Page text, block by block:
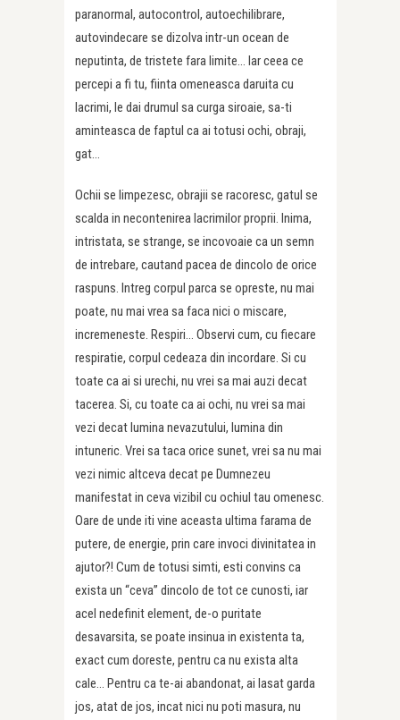
paranormal, autocontrol, autoechilibrare,
autovindecare se dizolva intr-un ocean de
neputinta, de tristete fara limite… Iar ceea ce
percepi a fi tu, fiinta omeneasca daruita cu
lacrimi, le dai drumul sa curga siroaie, sa-ti
aminteasca de faptul ca ai totusi ochi, obraji,
gat…
Ochii se limpezesc, obrajii se racoresc, gatul se
scalda in necontenirea lacrimilor proprii. Inima,
intristata, se strange, se incovoaie ca un semn
de intrebare, cautand pacea de dincolo de orice
raspuns. Intreg corpul parca se opreste, nu mai
poate, nu mai vrea sa faca nici o miscare,
incremeneste. Respiri… Observi cum, cu fiecare
respiratie, corpul cedeaza din incordare. Si cu
toate ca ai si urechi, nu vrei sa mai auzi decat
tacerea. Si, cu toate ca ai ochi, nu vrei sa mai
vezi decat lumina nevazutului, lumina din
intuneric. Vrei sa taca orice sunet, vrei sa nu mai
vezi nimic altceva decat pe Dumnezeu
manifestat in ceva vizibil cu ochiul tau omenesc.
Oare de unde iti vine aceasta ultima farama de
putere, de energie, prin care invoci divinitatea in
ajutor?! Cum de totusi simti, esti convins ca
exista un “ceva” dincolo de tot ce cunosti, iar
acel nedefinit element, de-o puritate
desavarsita, se poate insinua in existenta ta,
exact cum doreste, pentru ca nu exista alta
cale… Pentru ca te-ai abandonat, ai lasat garda
jos, atat de jos, incat nici nu poti masura, nu